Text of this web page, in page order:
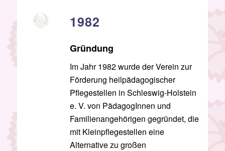
1982
Gründung
Im Jahr 1982 wurde der Verein zur
Förderung heilpädagogischer
Pflegestellen in Schleswig-Holstein
e. V. von PädagogInnen und
Familienangehörigen gegründet, die
mit Kleinpflegestellen eine
Alternative zu großen